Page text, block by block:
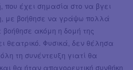
που έχει σημασία στο να βγει
με βοήθησε να γράψω πολλά
ακόμη η δομή της
θεατρικό. Φυσικά, δεν θέλησα
τη συνέντευξη γιατί θα
θα ήταν απαγορευτική συνθήκη